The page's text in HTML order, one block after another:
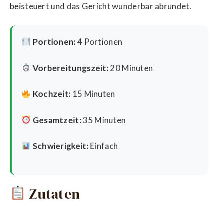
beisteuert und das Gericht wunderbar abrundet.
Portionen:4 Portionen
Vorbereitungszeit:20 Minuten
Kochzeit: 15 Minuten
Gesamtzeit:35 Minuten
Schwierigkeit:Einfach
Zutaten